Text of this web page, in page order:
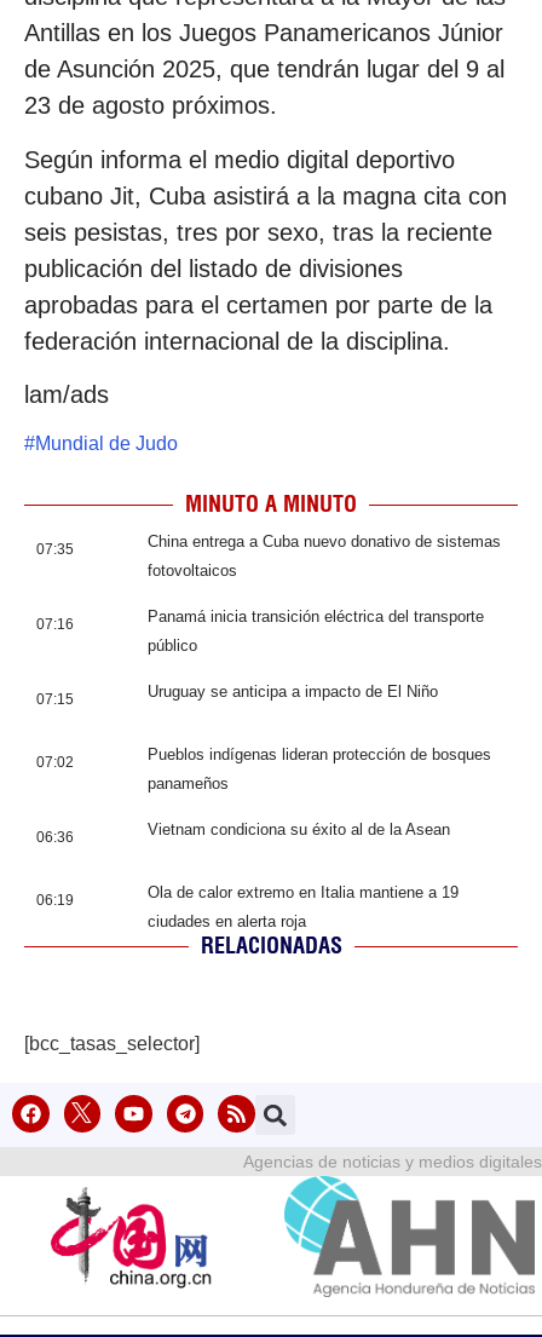
Antillas en los Juegos Panamericanos Júnior
de Asunción 2025, que tendrán lugar del 9 al
23 de agosto próximos.
Según informa el medio digital deportivo
cubano Jit, Cuba asistirá a la magna cita con
seis pesistas, tres por sexo, tras la reciente
publicación del listado de divisiones
aprobadas para el certamen por parte de la
federación internacional de la disciplina.
lam/ads
#Mundial de Judo
MINUTO A MINUTO
07:35
China entrega a Cuba nuevo donativo de sistemas
fotovoltaicos
07:16
Panamá inicia transición eléctrica del transporte
público
07:15 Uruguay se anticipa a impacto de El Niño
07:02
Pueblos indígenas lideran protección de bosques
panameños
06:36 Vietnam condiciona su éxito al de la Asean
06:19
Ola de calor extremo en Italia mantiene a 19
ciudades en alerta roja
RELACIONADAS
[bcc_tasas_selector]
Agencias de noticias y medios digitales